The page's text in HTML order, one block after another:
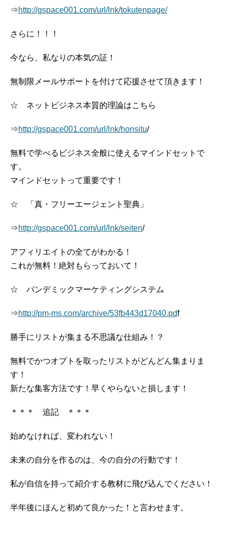
⇒http://gspace001.com/url/lnk/tokutenpage/
さらに！！！
今なら、私なりの本気の証！
無制限メールサポートを付けて応援させて頂きます！
☆ ネットビジネス本質的理論はこちら
⇒http://gspace001.com/url/lnk/honsitu/
無料で学べるビジネス全般に使えるマインドセットで
す。
マインドセットって重要です！
☆ 「真・フリーエージェント聖典」
⇒http://gspace001.com/url/lnk/seiten/
アフィリエイトの全てがわかる！
これが無料！絶対もらっておいて！
☆ パンデミックマーケティングシステム
⇒http://pm-ms.com/archive/53fb443d17040.pdf
勝手にリストが集まる不思議な仕組み！？
無料でかつオプトを取ったリストがどんどん集まりま
す！
新たな集客方法です！早くやらないと損します！
＊＊＊ 追記 ＊＊＊
始めなければ、変われない！
未来の自分を作るのは、今の自分の行動です！
私が自信を持って紹介する教材に飛び込んでください！
半年後にほんと初めて良かった！と言わせます。